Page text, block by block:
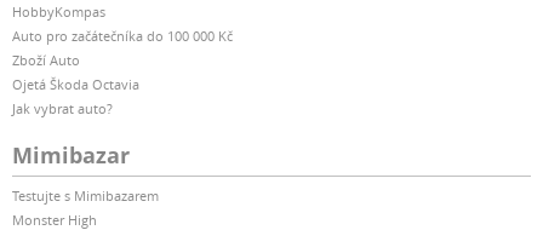
HobbyKompas
Auto pro začátečníka do 100 000 Kč
Zboží Auto
Ojetá Škoda Octavia
Jak vybrat auto?
Mimibazar
Testujte s Mimibazarem
Monster High